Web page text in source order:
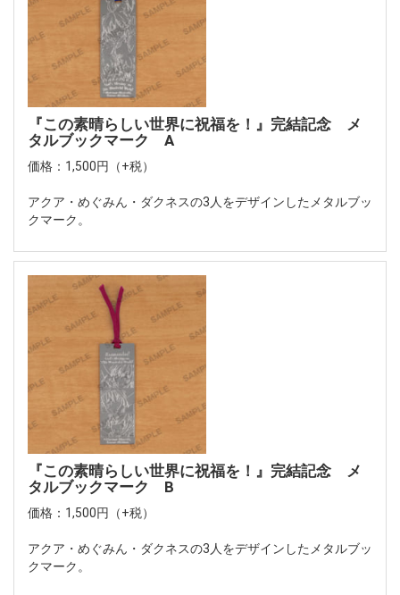
『この素晴らしい世界に祝福を！』完結記念 メ
タルブックマーク A
価格：1,500円（+税）
アクア・めぐみん・ダクネスの3人をデザインしたメタルブッ
クマーク。
『この素晴らしい世界に祝福を！』完結記念 メ
タルブックマーク B
価格：1,500円（+税）
アクア・めぐみん・ダクネスの3人をデザインしたメタルブッ
クマーク。